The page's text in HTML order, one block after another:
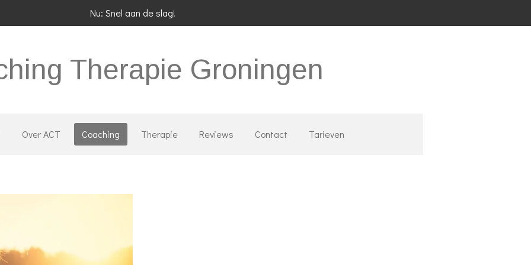
Nu: Snel aan de slag!
Therapie Groningen
Over ACT Coaching Therapie Reviews Contact Tarieven